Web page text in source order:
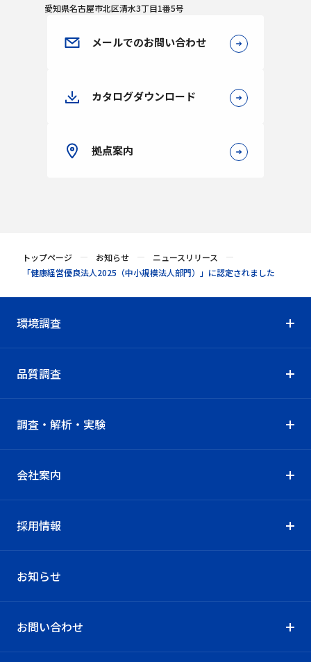
愛知県名古屋市北区清水3丁目1番5号
メールでのお問い合わせ
カタログダウンロード
拠点案内
トップページ お知らせ
ニュースリリース
「健康経営優良法人2025（中小規模法人部門）」に認定されました
環境調査
品質調査
調査・解析・実験
会社案内
採用情報
お知らせ
お問い合わせ